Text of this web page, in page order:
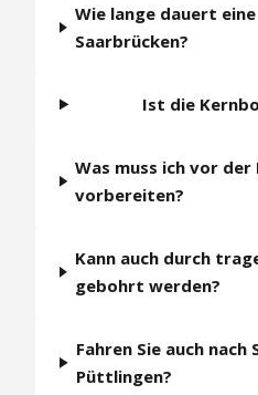
Wie lange dauert
Saarbrücken?
Ist die
Was muss ich vor
vorbereiten?
Kann auch durch
gebohrt werden?
Fahren Sie auch nach
Püttlingen?